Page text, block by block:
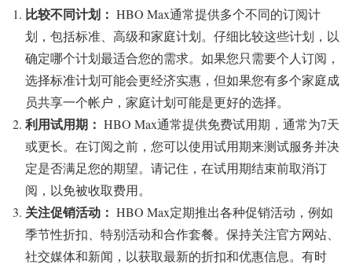
比较不同计划： HBO Max通常提供多个不同的订阅计
划，包括标准、高级和家庭计划。仔细比较这些计划，以
确定哪个计划最适合您的需求。如果您只需要个人订阅，
选择标准计划可能会更经济实惠，但如果您有多个家庭成
员共享一个帐户，家庭计划可能是更好的选择。
利用试用期： HBO Max通常提供免费试用期，通常为7天
或更长。在订阅之前，您可以使用试用期来测试服务并决
定是否满足您的期望。请记住，在试用期结束前取消订
阅，以免被收取费用。
关注促销活动： HBO Max定期推出各种促销活动，例如
季节性折扣、特别活动和合作套餐。保持关注官方网站、
社交媒体和新闻，以获取最新的折扣和优惠信息。有时